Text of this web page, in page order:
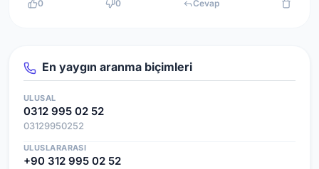
0 0 Cevap
En yaygın aranma biçimleri
ULUSAL
0312 995 02 52
03129950252
ULUSLARARASI
+90 312 995 02 52